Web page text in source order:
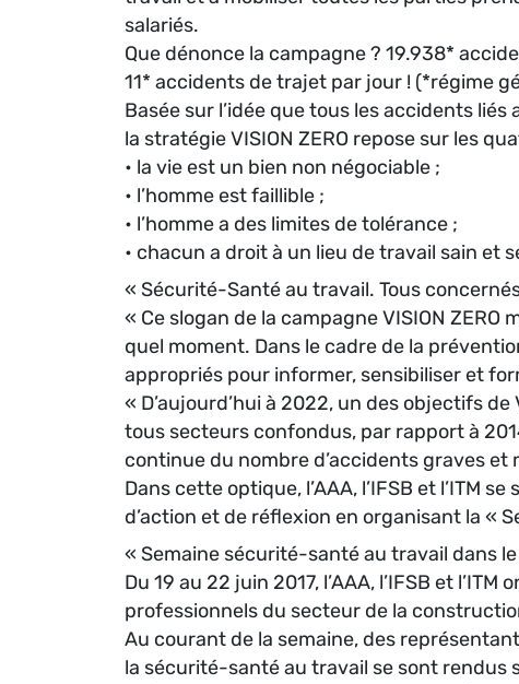
salariés.
Que dénonce la campagne ? 19.938*
11* accidents de trajet par jour ! (*régime
Basée sur l’idée que tous les accidents
la stratégie VISION ZERO repose sur les
• la vie est un bien non négociable ;
• l’homme est faillible ;
• l’homme a des limites de tolérance ;
• chacun a droit à un lieu de travail sain et
« Sécurité-Santé au travail. Tous
« Ce slogan de la campagne VISION
quel moment. Dans le cadre de la
appropriés pour informer, sensibiliser et
« D’aujourd’hui à 2022, un des objectifs
tous secteurs confondus, par rapport à
continue du nombre d’accidents graves et
Dans cette optique, l’AAA, l’IFSB et l’ITM
d’action et de réflexion en organisant la «
« Semaine sécurité-santé au travail dans
Du 19 au 22 juin 2017, l’AAA, l’IFSB et
professionnels du secteur de la
Au courant de la semaine, des
la sécurité-santé au travail se sont rendus